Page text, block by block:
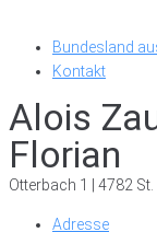
Bundesland
Kontakt
Alois
Florian
Otterbach 1 | 4782
Adresse